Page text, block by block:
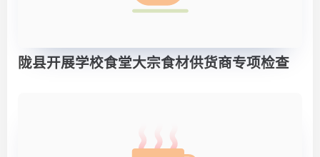
陇县开展学校食堂大宗食材供货商专项检查